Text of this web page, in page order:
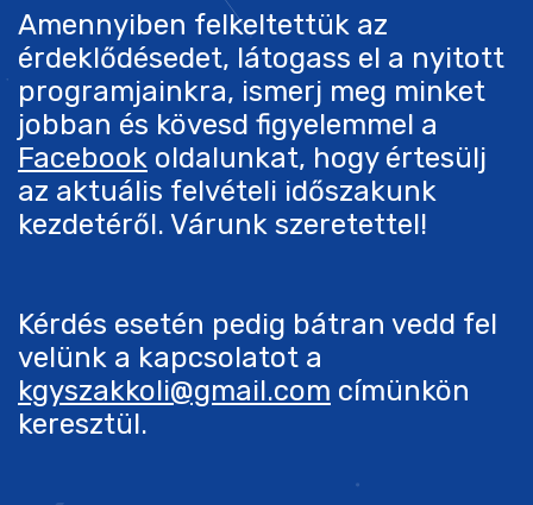
Amennyiben felkeltettük az
érdeklődésedet, látogass el a nyitott
programjainkra, ismerj meg minket
jobban és kövesd figyelemmel a
Facebook oldalunkat, hogy értesülj
az aktuális felvételi időszakunk
kezdetéről. Várunk szeretettel!
Kérdés esetén pedig bátran vedd fel
velünk a kapcsolatot a
kgyszakkoli@gmail.com címünkön
keresztül.